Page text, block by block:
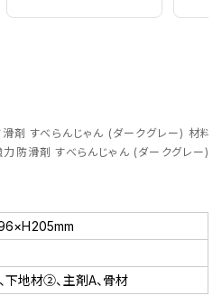
剤 すべらんじゃん (ダークグレー) 材料
力防滑剤 すべらんじゃん (ダークグレー)
地材②、主剤A、骨材